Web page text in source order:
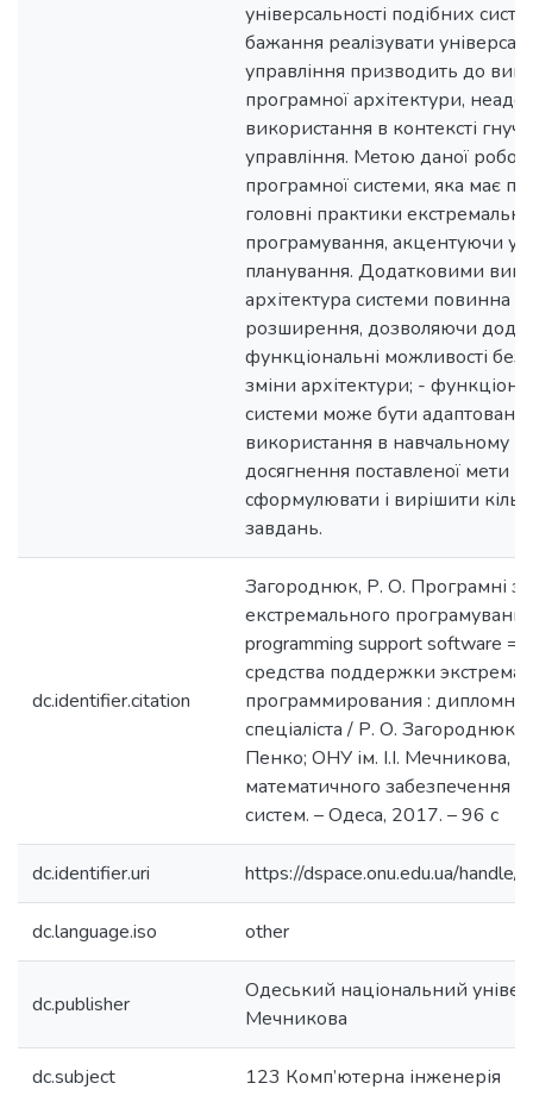
універсальності подібних
бажання реалізувати
управління призводить до
програмної архітектури,
використання в контексті
управління. Метою даної
програмної системи, яка має
головні практики
програмування, акцентуючи
планування. Додатковими
архітектура системи повинна
розширення, дозволяючи
функціональні можливості без
зміни архітектури; -
системи може бути адаптовано
використання в навчальному
досягнення поставленої мети
сформулювати і вирішити
завдань.
dc.identifier.citation
Загороднюк, Р. О. Програмні
екстремального
programming support software
средства поддержки
программирования : дипломна
спеціаліста / Р. О. Загороднюк;
Пенко; ОНУ ім. І.І. Мечникова,
математичного забезпечення
систем. – Одеса, 2017. – 96 с
dc.identifier.uri https://dspace.onu.edu.ua/
dc.language.iso other
dc.publisher
Одеський національний
Мечникова
dc.subject 123 Комп’ютерна інженерія